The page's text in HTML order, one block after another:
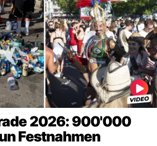
2026: 900'000
Festnahmen